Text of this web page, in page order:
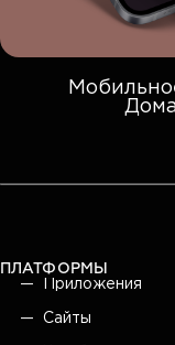
ПЛАТФОРМЫ
Приложения
Сайты